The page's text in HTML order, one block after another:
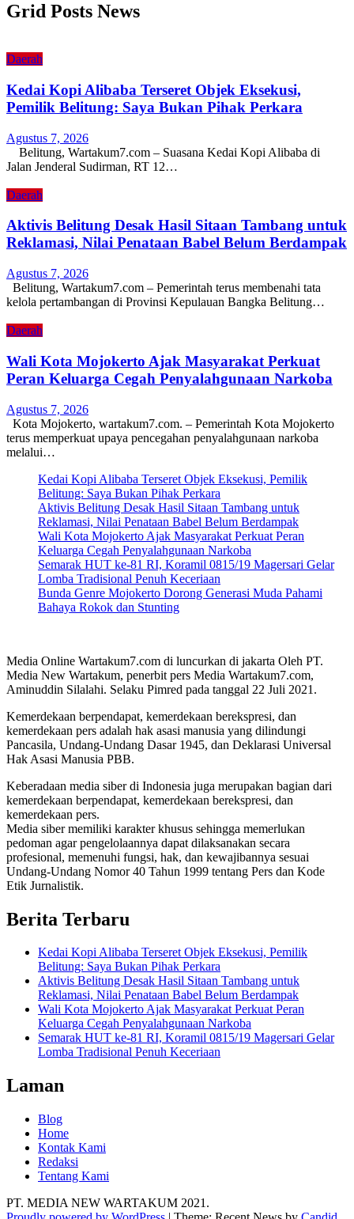
Grid Posts News
Daerah
Kedai Kopi Alibaba Terseret Objek Eksekusi,
Pemilik Belitung: Saya Bukan Pihak Perkara
Agustus 7, 2026
Belitung, Wartakum7.com – Suasana Kedai Kopi Alibaba di
Jalan Jenderal Sudirman, RT 12…
Daerah
Aktivis Belitung Desak Hasil Sitaan Tambang untuk
Reklamasi, Nilai Penataan Babel Belum Berdampak
Agustus 7, 2026
Belitung, Wartakum7.com – Pemerintah terus membenahi tata
kelola pertambangan di Provinsi Kepulauan Bangka Belitung…
Daerah
Wali Kota Mojokerto Ajak Masyarakat Perkuat
Peran Keluarga Cegah Penyalahgunaan Narkoba
Agustus 7, 2026
Kota Mojokerto, wartakum7.com. – Pemerintah Kota Mojokerto
terus memperkuat upaya pencegahan penyalahgunaan narkoba
melalui…
Kedai Kopi Alibaba Terseret Objek Eksekusi, Pemilik
Belitung: Saya Bukan Pihak Perkara
Aktivis Belitung Desak Hasil Sitaan Tambang untuk
Reklamasi, Nilai Penataan Babel Belum Berdampak
Wali Kota Mojokerto Ajak Masyarakat Perkuat Peran
Keluarga Cegah Penyalahgunaan Narkoba
Semarak HUT ke-81 RI, Koramil 0815/19 Magersari Gelar
Lomba Tradisional Penuh Keceriaan
Bunda Genre Mojokerto Dorong Generasi Muda Pahami
Bahaya Rokok dan Stunting
Media Online Wartakum7.com di luncurkan di jakarta Oleh PT.
Media New Wartakum, penerbit pers Media Wartakum7.com,
Aminuddin Silalahi. Selaku Pimred pada tanggal 22 Juli 2021.
Kemerdekaan berpendapat, kemerdekaan berekspresi, dan
kemerdekaan pers adalah hak asasi manusia yang dilindungi
Pancasila, Undang-Undang Dasar 1945, dan Deklarasi Universal
Hak Asasi Manusia PBB.
Keberadaan media siber di Indonesia juga merupakan bagian dari
kemerdekaan berpendapat, kemerdekaan berekspresi, dan
kemerdekaan pers.
Media siber memiliki karakter khusus sehingga memerlukan
pedoman agar pengelolaannya dapat dilaksanakan secara
profesional, memenuhi fungsi, hak, dan kewajibannya sesuai
Undang-Undang Nomor 40 Tahun 1999 tentang Pers dan Kode
Etik Jurnalistik.
Berita Terbaru
Kedai Kopi Alibaba Terseret Objek Eksekusi, Pemilik
Belitung: Saya Bukan Pihak Perkara
Aktivis Belitung Desak Hasil Sitaan Tambang untuk
Reklamasi, Nilai Penataan Babel Belum Berdampak
Wali Kota Mojokerto Ajak Masyarakat Perkuat Peran
Keluarga Cegah Penyalahgunaan Narkoba
Semarak HUT ke-81 RI, Koramil 0815/19 Magersari Gelar
Lomba Tradisional Penuh Keceriaan
Laman
Blog
Home
Kontak Kami
Redaksi
Tentang Kami
PT. MEDIA NEW WARTAKUM 2021.